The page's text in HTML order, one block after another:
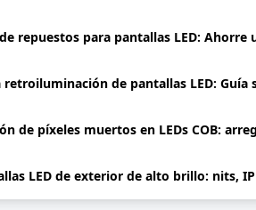
repuestos para pantallas LED: Ahorre
retroiluminación de pantallas LED: Guía
de píxeles muertos en LEDs COB:
LED de exterior de alto brillo: nits,